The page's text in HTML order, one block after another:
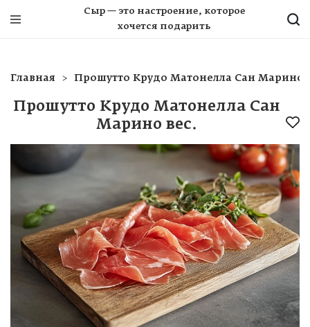
Сыр — это настроение, которое
хочется подарить
Главная Прошутто Крудо Матонелла Сан Марино
Прошутто Крудо Матонелла Сан
Марино вес.